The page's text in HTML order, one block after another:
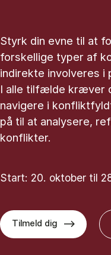
Styrk din evne til at
forskellige typer af
indirekte involveres i
I alle tilfælde kræver
navigere i
på til at analysere,
konflikter.
Start: 20. oktober til
Tilmeld dig